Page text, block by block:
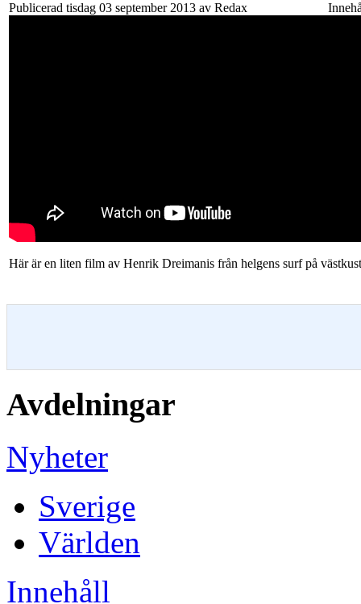
Publicerad tisdag 03 september 2013 av Redax
Här är en liten film av Henrik Dreimanis från helgens surf på
Avdelningar
Nyheter
Sverige
Världen
Innehåll